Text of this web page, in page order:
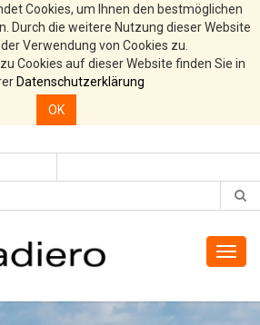
Cookies, um Ihnen den bestmöglichen
Durch die weitere Nutzung dieser Website
Verwendung von Cookies zu.
Cookies auf dieser Website finden Sie in
Datenschutzerklärung
OK